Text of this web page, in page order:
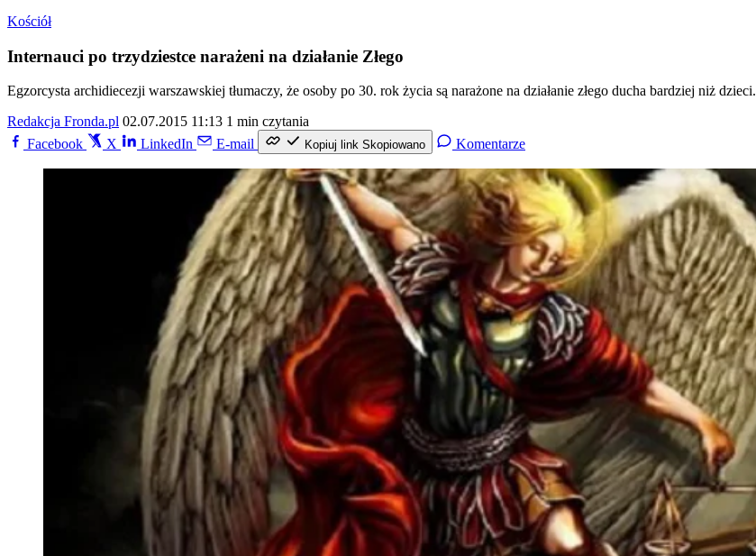
Kościół
Internauci po trzydziestce narażeni na działanie Złego
Egzorcysta archidiecezji warszawskiej tłumaczy, że osoby po 30. rok życia są narażone na działanie złego ducha bardziej niż dzieci.
Redakcja Fronda.pl 02.07.2015 11:13 1 min czytania
Facebook
X LinkedIn E-mail Kopiuj link Skopiowano Komentarze